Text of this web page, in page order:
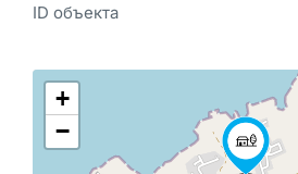
ID объекта
+
−